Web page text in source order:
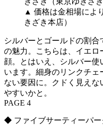
▲ 価格は金相場によ
きざき本店）
シルバーとゴールドの割
の魅力。こちらは、イエロ
顔。とはいえ、シルバー使
います。細身のリンクチェ
ない要因に。クドく見えな
やすいかと。
PAGE 4
◆ ファイブサーティーパ